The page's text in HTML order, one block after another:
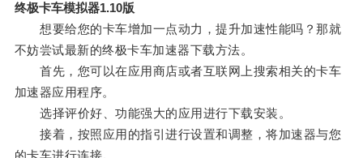
终极卡车模拟器1.10版
想要给您的卡车增加一点动力，提升加速性能吗？那就
不妨尝试最新的终极卡车加速器下载方法。
首先，您可以在应用商店或者互联网上搜索相关的卡车
加速器应用程序。
选择评价好、功能强大的应用进行下载安装。
接着，按照应用的指引进行设置和调整，将加速器与您